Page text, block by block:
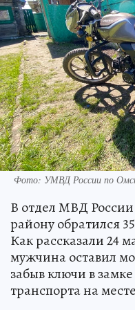
Фото: УМВД России по
В отдел МВД
району обратился
Как рассказали 24
мужчина оставил
забыв ключи в
транспорта на